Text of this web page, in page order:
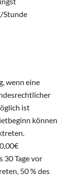
Stunde
wenn eine
ist
können
30 Tage vor
50 % des